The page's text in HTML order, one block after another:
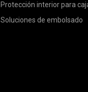
Protección interior para
Soluciones de embolsado